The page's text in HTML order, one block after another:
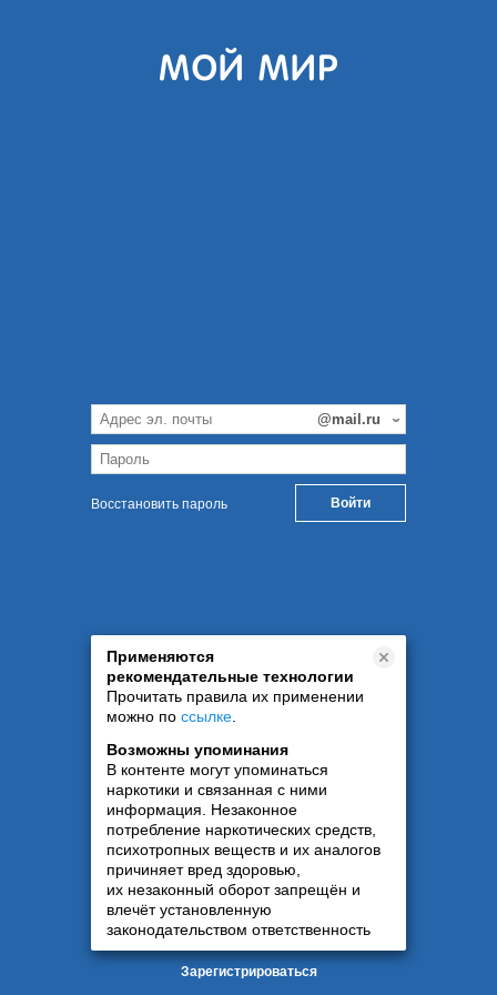
Восстановить пароль
Применяются
рекомендательные технологии
Прочитать правила их применении
можно по ссылке
Возможны упоминания
В контенте могут упоминаться
наркотики и связанная с ними
информация. Незаконное
потребление наркотических средств,
психотропных веществ и их аналогов
причиняет вред здоровью,
их незаконный оборот запрещён и
влечёт установленную
законодательством ответственность
Зарегистрироваться